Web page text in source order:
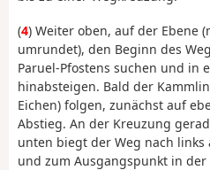
(4) Weiter oben, auf der Ebene
umrundet), den Beginn des
Paruel-Pfostens suchen und in
hinabsteigen. Bald der
Eichen) folgen, zunächst auf
Abstieg. An der Kreuzung
unten biegt der Weg nach
und zum Ausgangspunkt in der